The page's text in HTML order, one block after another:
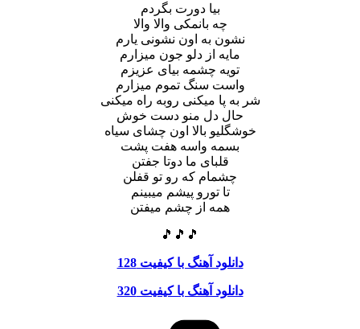
بیا دورت بگردم
چه بانمکی والا والا
نشون به اون نشونی یارم
مایه از دلو جون میزارم
تویه چشمه بیای عزیزم
واست سنگ تموم میزارم
شر به پا میکنی روبه راه میکنی
حال دل منو دست خوش
خوشگلیو بالا اون چشای سیاه
بسمه واسه هفت پشت
قلبای ما دوتا جفتن
چشمام که رو تو قفلن
تا تورو پیشم میبینم
همه از چشم میفتن
🎵🎵🎵
دانلود آهنگ با کیفیت 128
دانلود آهنگ با کیفیت 320